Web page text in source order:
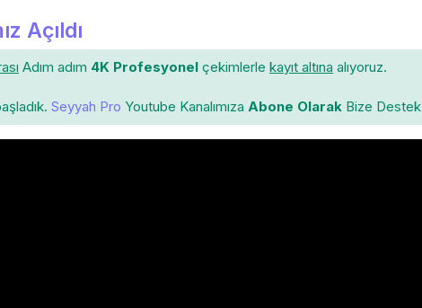
Açıldı
Adım adım 4K Profesyonel çekimlerle kayıt altına alıyoruz.
Seyyah Pro Youtube Kanalımıza Abone Olarak Bize Destek